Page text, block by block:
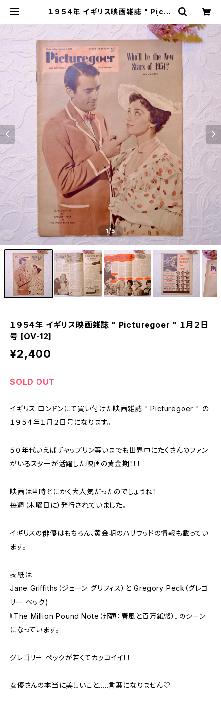
１９５４年 イギリス映画雑誌 " Pictu
ñangos web shop
1/5
１９５４年 イギリス映画雑誌 " Picturegoer " １月２日
号 [OV-12]
¥2,400
SOLD OUT
イギリス ロンドンにて買い付けた映画雑誌 " Picturegoer " の
１９５４年１月２日号になります。
５０年代いえばチャップリン等いまでも世界中にたくさんのファン
がいるスターが活躍した映画の黄金期！！！
映画は当時とにかく大人気だったのでしょうね！
毎週（木曜日に）発行されていました。
イギリスの俳優はもちろん、黄金期のハリウッドの情報も載ってい
ます。
表紙は
Jane Griffiths（ジェーン グリフィス）と Gregory Peck（グレゴ
リー ペック)
『The Million Pound Note（邦題：春風と百万紙幣）』のシーン
になっています。
グレゴリー ペックが若くてカッコイイ！！
女優さんの本当に美しいこと.....言葉になりません♡